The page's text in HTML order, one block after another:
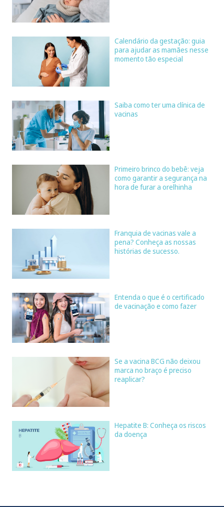
Calendário da gestação: guia
para ajudar as mamães nesse
momento tão especial
Saiba como ter uma clínica de
vacinas
Primeiro brinco do bebê: veja
como garantir a segurança na
hora de furar a orelhinha
Franquia de vacinas vale a
pena? Conheça as nossas
histórias de sucesso.
Entenda o que é o certificado
de vacinação e como fazer
Se a vacina BCG não deixou
marca no braço é preciso
reaplicar?
Hepatite B: Conheça os riscos
da doença